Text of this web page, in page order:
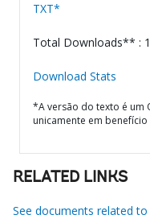
TXT*
Total Downloads** :
Download Stats
*A versão do texto é um
unicamente em
RELATED LINKS
See documents related